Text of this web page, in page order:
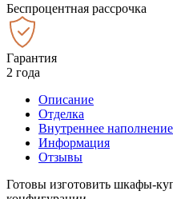
Беспроцентная рассрочка
Гарантия
2 года
Описание
Отделка
Внутреннее наполнение
Информация
Отзывы
Готовы изготовить шкафы-